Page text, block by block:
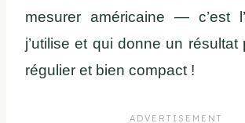
mesurer américaine — c’est
j’utilise et qui donne un résultat
régulier et bien compact !